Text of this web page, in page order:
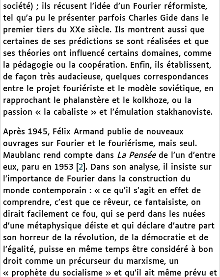
société) ; ils récusent l’idée d’un Fourier réformiste,
tel qu’a pu le présenter parfois Charles Gide dans le
premier tiers du XXe siècle. Ils montrent aussi que
certaines de ses prédictions se sont réalisées et que
ses théories ont influencé certains domaines, comme
la pédagogie ou la coopération. Enfin, ils établissent,
de façon très audacieuse, quelques correspondances
entre le projet fouriériste et le modèle soviétique, en
rapprochant le phalanstère et le kolkhoze, ou la
passion « la cabaliste » et l’émulation stakhanoviste.
Après 1945, Félix Armand publie de nouveaux
ouvrages sur Fourier et le fouriérisme, mais seul.
Maublanc rend compte dans La Pensée de l’un d’entre
eux, paru en 1953
2 . Dans son analyse, il insiste sur
l’importance de Fourier dans la construction du
monde contemporain : « ce qu’il s’agit en effet de
comprendre, c’est que ce rêveur, ce fantaisiste, on
dirait facilement ce fou, qui se perd dans les nuées
d’une métaphysique déiste et qui déclare d’autre part
son horreur de la révolution, de la démocratie et de
l’égalité, puisse en même temps être considéré à bon
droit comme un précurseur du marxisme, un
« prophète du socialisme » et qu’il ait même prévu et